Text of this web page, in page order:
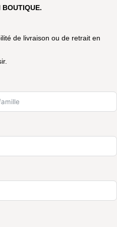
BOUTIQUE.
de livraison ou de retrait en